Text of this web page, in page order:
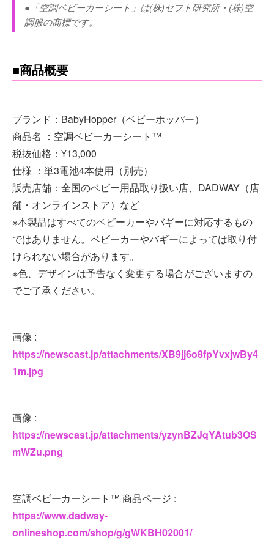
●「空調ベビーカーシート」は(株)セフト研究所・(株)空
調服の商標です。
■商品概要
ブランド：BabyHopper（ベビーホッパー）
商品名 ：空調ベビーカーシート™
税抜価格：¥13,000
仕様 ：単3電池4本使用（別売）
販売店舗：全国のベビー用品取り扱い店、DADWAY（店
舗・オンラインストア）など
※本製品はすべてのベビーカーやバギーに対応するもの
ではありません。ベビーカーやバギーによっては取り付
けられない場合があります。
※色、デザインは予告なく変更する場合がございますの
でご了承ください。
画像 :
https://newscast.jp/attachments/XB9jj6o8fpYvxjwBy4
1m.jpg
画像 :
https://newscast.jp/attachments/yzynBZJqYAtub3OS
mWZu.png
空調ベビーカーシート™ 商品ページ :
https://www.dadway-
onlineshop.com/shop/g/gWKBH02001/